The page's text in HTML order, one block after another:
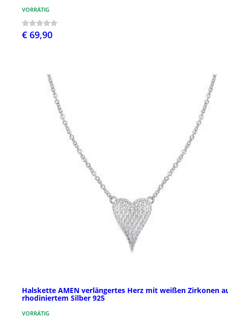
VORRÄTIG
€ 69,90
Halskette AMEN verlängertes Herz mit weißen Zirkonen
rhodiniertem Silber 925
VORRÄTIG